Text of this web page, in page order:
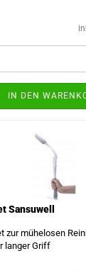
IN DEN
Sansuwell
zur mühelosen
langer Griff